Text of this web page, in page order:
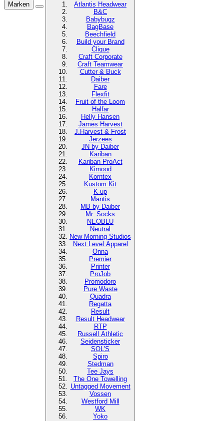
Marken
Atlantis Headwear
B&C
Babybugz
BagBase
Beechfield
Build your Brand
Clique
Craft Corporate
Craft Teamwear
Cutter & Buck
Daiber
Fare
Flexfit
Fruit of the Loom
Halfar
Helly Hansen
James Harvest
J.Harvest & Frost
Jerzees
JN by Daiber
Kariban
Kariban ProAct
Kimood
Korntex
Kustom Kit
K-up
Mantis
MB by Daiber
Mr. Socks
NEOBLU
Neutral
New Morning Studios
Next Level Apparel
Onna
Premier
Printer
ProJob
Promodoro
Pure Waste
Quadra
Regatta
Result
Result Headwear
RTP
Russell Athletic
Seidensticker
SOL'S
Spiro
Stedman
Tee Jays
The One Towelling
Untagged Movement
Vossen
Westford Mill
WK
Yoko